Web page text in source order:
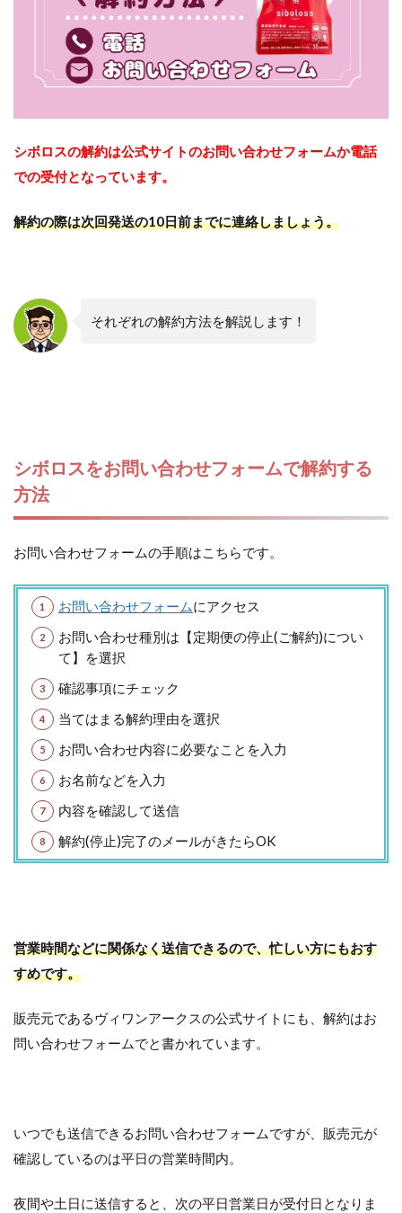
シボロスの解約は公式サイトのお問い合わせフォームか電話
での受付となっています。
解約の際は次回発送の10日前までに連絡しましょう。
それぞれの解約方法を解説します！
シボロスをお問い合わせフォームで解約する
方法
お問い合わせフォームの手順はこちらです。
お問い合わせフォームにアクセス
お問い合わせ種別は【定期便の停止(ご解約)につい
て】を選択
確認事項にチェック
当てはまる解約理由を選択
お問い合わせ内容に必要なことを入力
お名前などを入力
内容を確認して送信
解約(停止)完了のメールがきたらOK
営業時間などに関係なく送信できるので、忙しい方にもおす
すめです。
販売元であるヴィワンアークスの公式サイトにも、解約はお
問い合わせフォームでと書かれています。
いつでも送信できるお問い合わせフォームですが、販売元が
確認しているのは平日の営業時間内。
夜間や土日に送信すると、次の平日営業日が受付日となりま